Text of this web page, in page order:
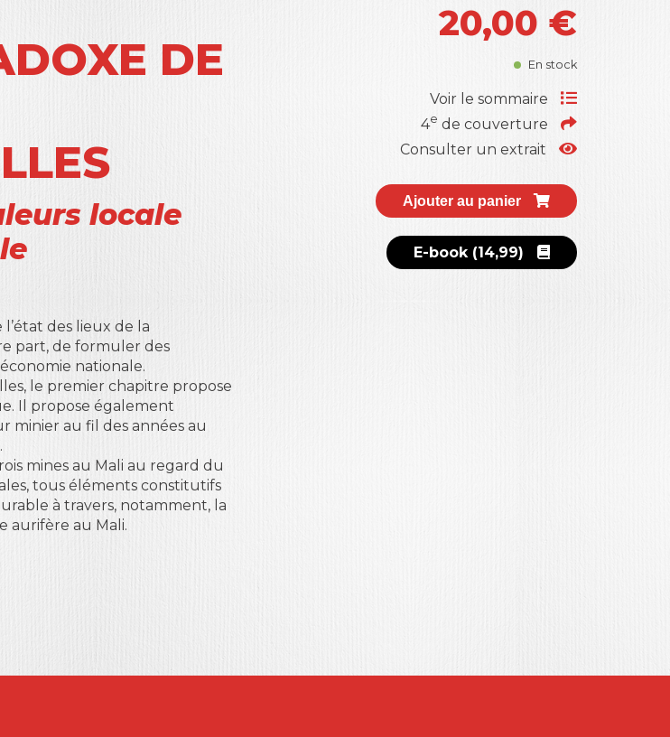
DE
locale
l’état des lieux de la
part, de formuler des
nationale.
le premier chapitre propose
Il propose également
minier au fil des années au
mines au Mali au regard du
tous éléments constitutifs
à travers, notamment, la
aurifère au Mali.
20,00 €
En stock
Voir le sommaire
4e de couverture
Consulter un extrait
Ajouter au panier
E-book (14,99)